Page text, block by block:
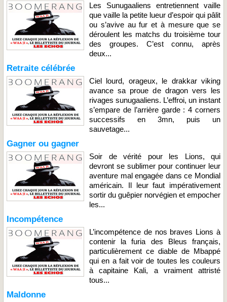
Les Sunugaaliens entretiennent vaille
que vaille la petite lueur d’espoir qui pâlit
ou s’avive au fur et à mesure que se
déroulent les matchs du troisième tour
des groupes. C’est connu, après
deux...
Retraite célébrée
Ciel lourd, orageux, le drakkar viking
avance sa proue de dragon vers les
rivages sunugaaliens. L’effroi, un instant
s’empare de l’arrière garde : 4 corners
successifs en 3mn, puis un
sauvetage...
Gagner ou gagner
Soir de vérité pour les Lions, qui
devront se sublimer pour continuer leur
aventure mal engagée dans ce Mondial
américain. Il leur faut impérativement
sortir du guêpier norvégien et empocher
les...
Incompétence
L’incompétence de nos braves Lions à
contenir la furia des Bleus français,
particulièrement ce diable de Mbappé
qui en a fait voir de toutes les couleurs
à capitaine Kali, a vraiment attristé
tous...
Maldonne